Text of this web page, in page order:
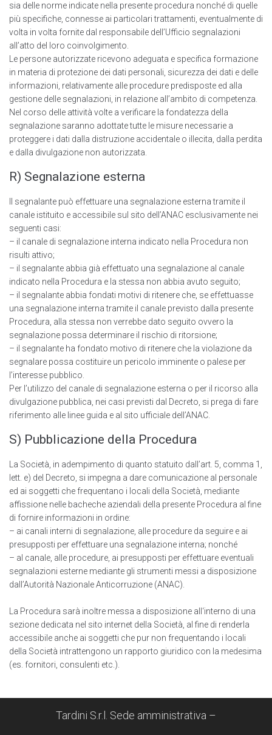
sia delle norme indicate nella presente procedura nonché di quelle
più specifiche, connesse ai particolari trattamenti, eventualmente di
volta in volta fornite dal responsabile dell’Ufficio segnalazioni
all’atto del loro coinvolgimento.
Le persone autorizzate ricevono adeguata e specifica formazione
in materia di protezione dei dati personali, sicurezza dei dati e delle
informazioni, relativamente alle procedure predisposte ed alla
gestione delle segnalazioni, in relazione all’ambito di competenza.
Nel corso delle attività volte a verificare la fondatezza della
segnalazione saranno adottate tutte le misure necessarie a
proteggere i dati dalla distruzione accidentale o illecita, dalla perdita
e dalla divulgazione non autorizzata.
R) Segnalazione esterna
Il segnalante può effettuare una segnalazione esterna tramite il
canale istituito e accessibile sul sito deIl’ANAC esclusivamente nei
seguenti casi:
– il canale di segnalazione interna indicato nella Procedura non
risulti attivo;
– il segnalante abbia già effettuato una segnalazione al canale
indicato nella Procedura e la stessa non abbia avuto seguito;
– il segnalante abbia fondati motivi di ritenere che, se effettuasse
una segnalazione interna tramite il canale previsto dalla presente
Procedura, alla stessa non verrebbe dato seguito ovvero la
segnalazione possa determinare il rischio di ritorsione;
– il segnalante ha fondato motivo di ritenere che la violazione da
segnalare possa costituire un pericolo imminente o palese per
l’interesse pubblico.
Per l’utilizzo del canale di segnalazione esterna o per il ricorso alla
divulgazione pubblica, nei casi previsti dal Decreto, si prega di fare
riferimento alle linee guida e al sito ufficiale deII’ANAC.
S) Pubblicazione della Procedura
La Società, in adempimento di quanto statuito dall’art. 5, comma 1,
lett. e) del Decreto, si impegna a dare comunicazione al personale
ed ai soggetti che frequentano i locali della Società, mediante
affissione nelle bacheche aziendali della presente Procedura al fine
di fornire informazioni in ordine:
– ai canali interni di segnalazione, alle procedure da seguire e ai
presupposti per effettuare una segnalazione interna; nonché
– al canale, alle procedure, ai presupposti per effettuare eventuali
segnalazioni esterne mediante gli strumenti messi a disposizione
daII’Autorità Nazionale Anticorruzione (ANAC).
La Procedura sarà inoltre messa a disposizione all‘interno di una
sezione dedicata nel sito internet della Società, al fine di renderla
accessibile anche ai soggetti che pur non frequentando i locali
della Società intrattengono un rapporto giuridico con la medesima
(es. fornitori, consulenti etc.).
Tardini S.r.l. Sede amministrativa –